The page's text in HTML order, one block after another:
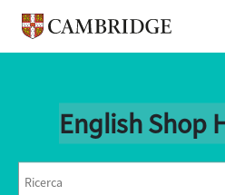
English Shop